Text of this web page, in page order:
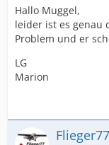
Hallo Muggel,
leider ist es genau
Problem und er
LG
Marion
Flieger77